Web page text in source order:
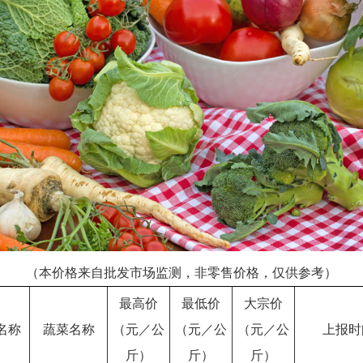
（本价格来自批发市场监测，非零售价格，仅供参考）
称 蔬菜名称
最高价
（元／公
斤）
最低价
（元／公
斤）
大宗价
（元／公
斤）
上报